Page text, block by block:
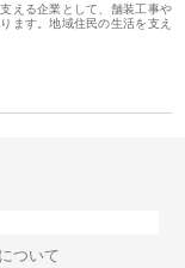
える企業として、舗装工事や
ます。地域住民の生活を支え
ついて